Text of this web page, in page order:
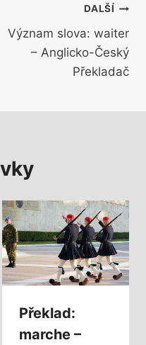
DALŠÍ
Význam slova: waiter
– Anglicko-Český
Překladač
Překlad:
marche –